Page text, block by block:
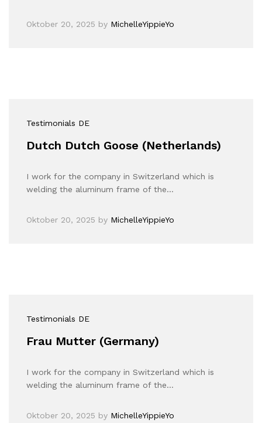
Oktober 20, 2025 by MichelleYippieYo
Testimonials DE
Dutch Dutch Goose (Netherlands)
I work for the company in Switzerland which is
welding the aluminum frame of the…
Oktober 20, 2025 by MichelleYippieYo
Testimonials DE
Frau Mutter (Germany)
I work for the company in Switzerland which is
welding the aluminum frame of the…
Oktober 20, 2025 by MichelleYippieYo